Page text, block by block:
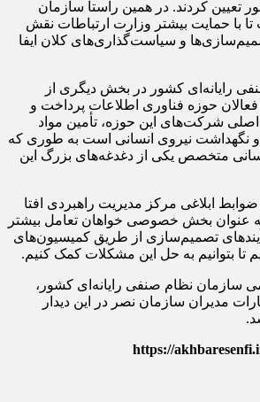
تعیین کردند. در همین راستا سازمان
با حمایت بیشتر وزارت ارتباطات نقش
و سیاست‌گذاری‌های کلان ایفا
رایانه‌ای کشور در بخش دیگری از
حوزه فناوری اطلاعات پرداخت و
شرکت‌های این حوزه، تأمین مواد
و نگهداشت نیروی انسانی است به طوری که
متخصص یکی از دغدغه‌های بزرگ این
ابلاغی مرکز مدیریت راهبردی افتا
عنوان بخش خصوصی خواهان تعامل بیشتر
تصمیم‌سازی از طریق کمیسیون‌های
بتوانیم به حل این مشکلات کمک کنیم.
سازمان نظام صنفی رایانه‌ای کشور،
مدیران سازمان نصر در این دیدار
https://